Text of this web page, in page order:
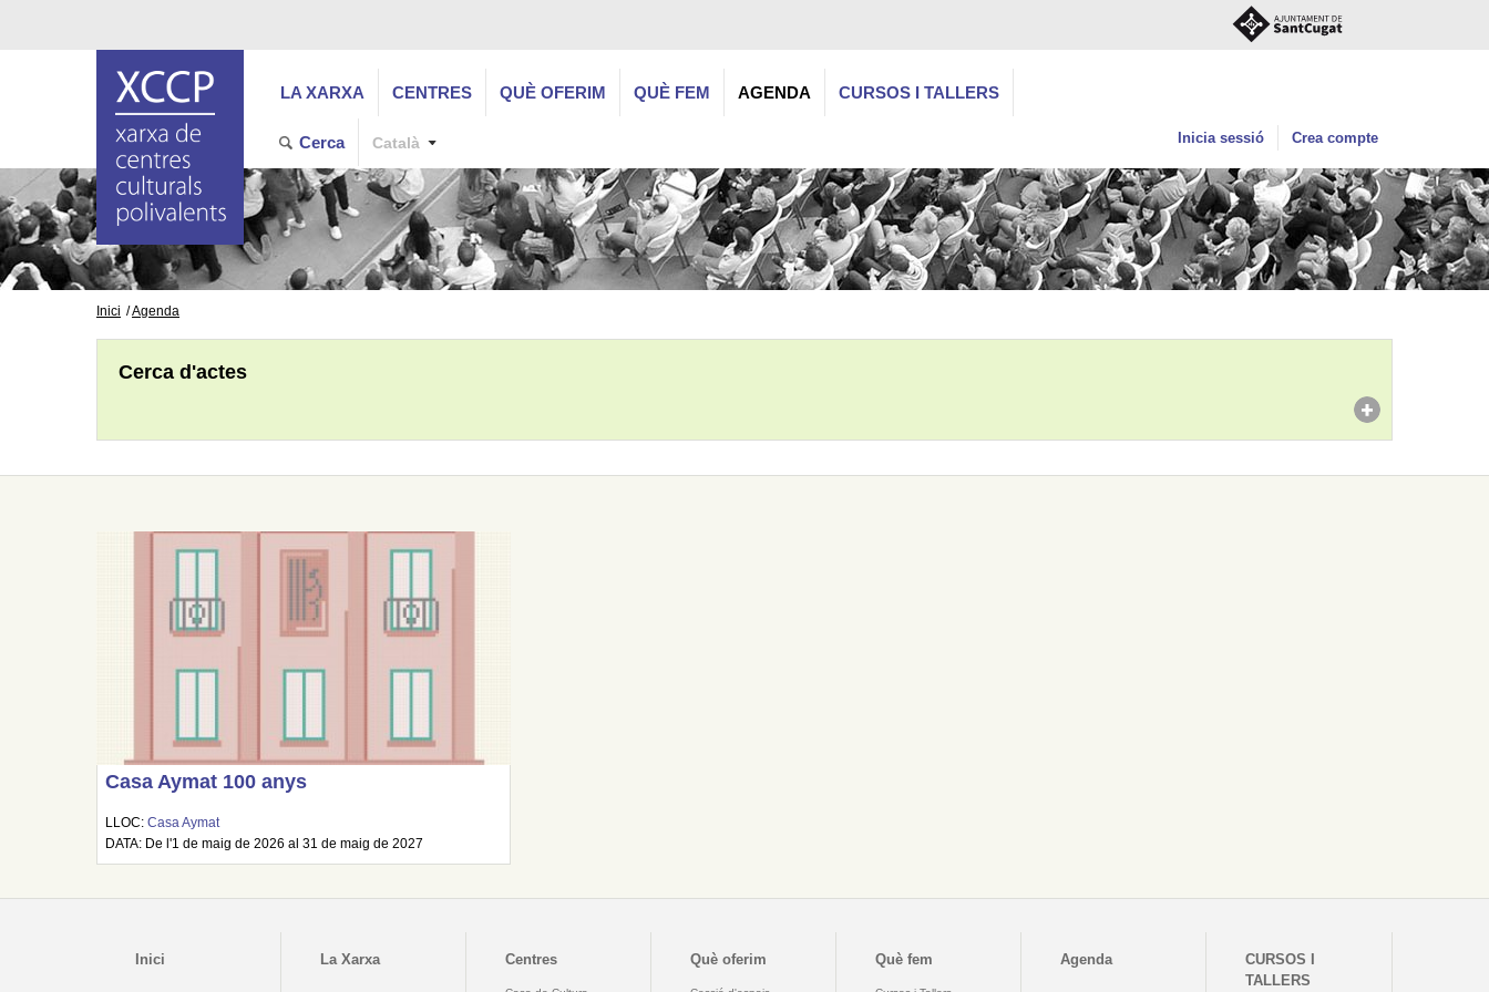
LA XARXA CENTRES QUÈ OFERIM QUÈ FEM AGENDA CURSOS I TALLERS
Cerca Català Inicia sessió Crea compte
Inici Agenda
Cerca d'actes
Casa Aymat 100 anys
LLOC:Casa Aymat
DATA: De l'1 de maig de 2026 al 31 de maig de 2027
Inici La Xarxa Centres Què oferim Què fem Agenda
CURSOS I
TALLERS